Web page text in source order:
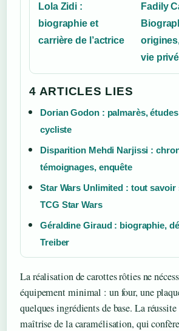
Lola Zidi :
biographie et
carrière de l’actrice
Fadily
vie
4 ARTICLES LIES
Dorian Godon : palmarès,
cycliste
Disparition Mehdi Narjissi :
témoignages, enquête
Star Wars Unlimited : tout savoir
TCG Star Wars
Géraldine Giraud : biographie,
Treiber
La réalisation de carottes rôties ne
équipement minimal : un four, une
quelques ingrédients de base. La
maîtrise de la caramélisation, qui